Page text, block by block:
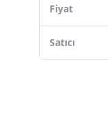
Mavi
Kırmızı
Lacivert
Fiyat
Satıcı